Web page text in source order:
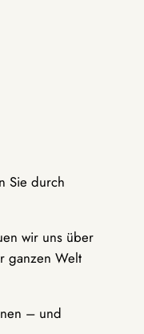
Sie durch
wir uns über
ganzen Welt
– und